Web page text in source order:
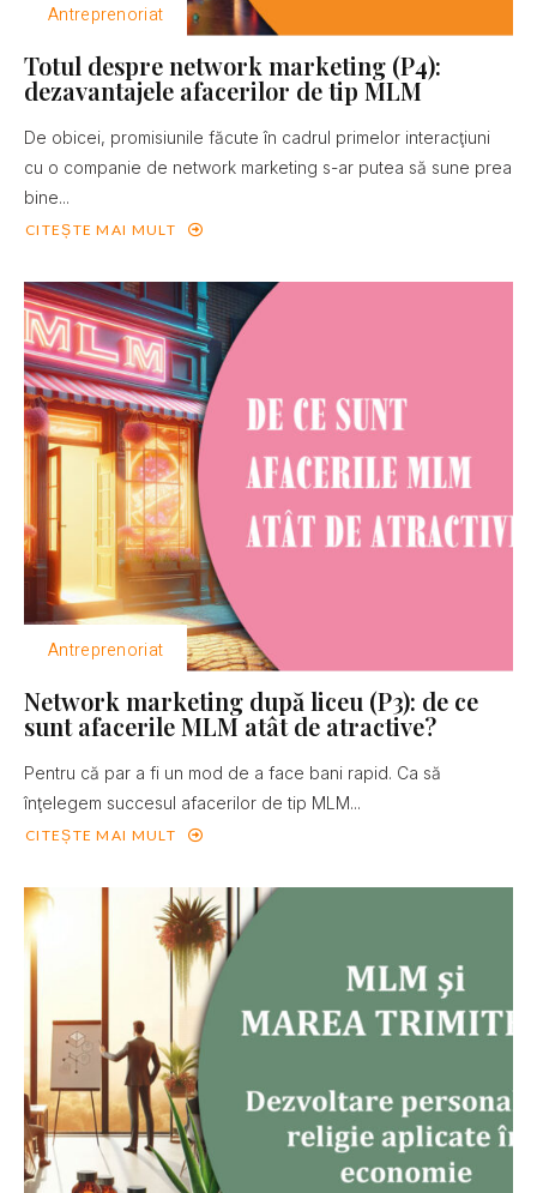
Antreprenoriat
Totul despre network marketing (P4):
dezavantajele afacerilor de tip MLM
De obicei, promisiunile făcute în cadrul primelor interacţiuni
cu o companie de network marketing s-ar putea să sune prea
bine...
CITEȘTE MAI MULT
Antreprenoriat
Network marketing după liceu (P3): de ce
sunt afacerile MLM atât de atractive?
Pentru că par a fi un mod de a face bani rapid. Ca să
înţelegem succesul afacerilor de tip MLM...
CITEȘTE MAI MULT